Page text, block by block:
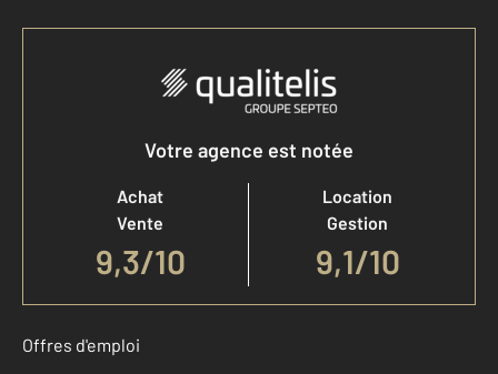
Votre agence est notée
Achat
Vente
9,3/10
Location
Gestion
9,1/10
Offres d'emploi